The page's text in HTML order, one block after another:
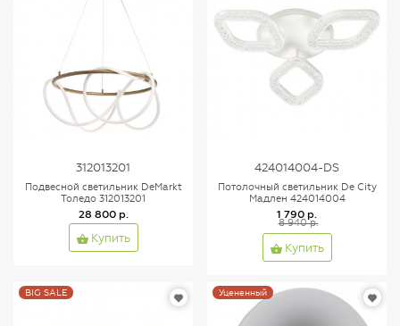
312013201
Подвесной светильник DeMarkt
Толедо 312013201
28 800 р.
Купить
424014004-DS
Потолочный светильник De City
Мадлен 424014004
1 790 р.
8 940 р.
Купить
BIG SALE Уцененный